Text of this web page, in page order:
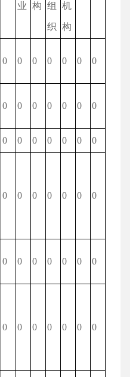
业 构 组
织
机
构
0 0 0 0 0 0 0
0 0 0 0 0 0 0
0 0 0 0 0 0 0
0 0 0 0 0 0 0
0 0 0 0 0 0 0
0 0 0 0 0 0 0